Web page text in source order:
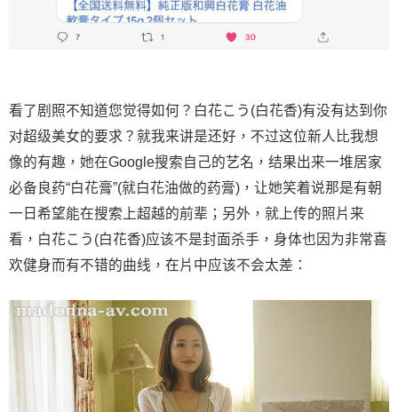
看了剧照不知道您觉得如何？白花こう(白花香)有没有达到你
对超级美女的要求？就我来讲是还好，不过这位新人比我想
像的有趣，她在Google搜索自己的艺名，结果出来一堆居家
必备良药“白花膏”(就白花油做的药膏)，让她笑着说那是有朝
一日希望能在搜索上超越的前辈；另外，就上传的照片来
看，白花こう(白花香)应该不是封面杀手，身体也因为非常喜
欢健身而有不错的曲线，在片中应该不会太差：